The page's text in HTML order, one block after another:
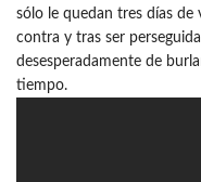
sólo le quedan tres días de
contra y tras ser
desesperadamente de
tiempo.